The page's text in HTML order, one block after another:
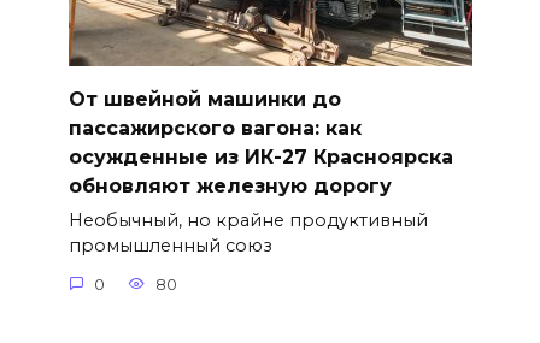
От швейной машинки до
пассажирского вагона: как
осужденные из ИК-27 Красноярска
обновляют железную дорогу
Необычный, но крайне продуктивный
промышленный союз
0 80